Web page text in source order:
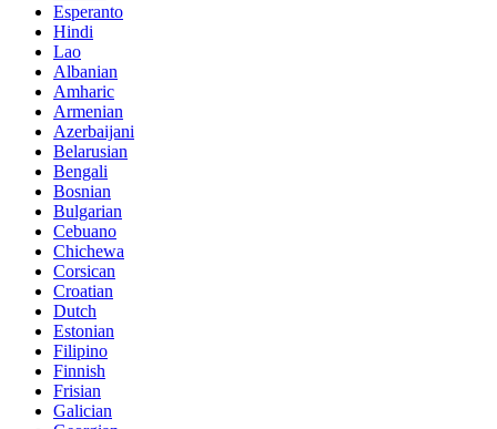
Esperanto
Hindi
Lao
Albanian
Amharic
Armenian
Azerbaijani
Belarusian
Bengali
Bosnian
Bulgarian
Cebuano
Chichewa
Corsican
Croatian
Dutch
Estonian
Filipino
Finnish
Frisian
Galician